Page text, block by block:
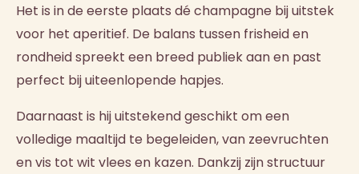
Het is in de eerste plaats dé champagne bij uitstek
voor het aperitief. De balans tussen frisheid en
rondheid spreekt een breed publiek aan en past
perfect bij uiteenlopende hapjes.
Daarnaast is hij uitstekend geschikt om een
volledige maaltijd te begeleiden, van zeevruchten
en vis tot wit vlees en kazen. Dankzij zijn structuur